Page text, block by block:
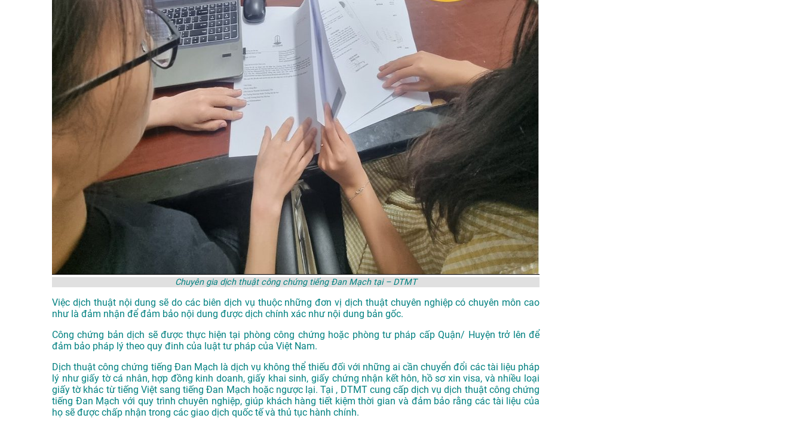
Chuyên gia dịch thuật công chứng tiếng Đan Mạch tại – DTMT
Việc dịch thuật nội dung sẽ do các biên dịch vụ thuộc những đơn vị dịch thuật chuyên nghiệp có chuyên môn cao
như là đảm nhận để đảm bảo nội dung được dịch chính xác như nội dung bản gốc.
Công chứng bản dịch sẽ được thực hiện tại phòng công chứng hoặc phòng tư pháp cấp Quận/ Huyện trở lên để
đảm bảo pháp lý theo quy đinh của luật tư pháp của Việt Nam.
Dịch thuật công chứng tiếng Đan Mạch là dịch vụ không thể thiếu đối với những ai cần chuyển đổi các tài liệu pháp
lý như giấy tờ cá nhân, hợp đồng kinh doanh, giấy khai sinh, giấy chứng nhận kết hôn, hồ sơ xin visa, và nhiều loại
giấy tờ khác từ tiếng Việt sang tiếng Đan Mạch hoặc ngược lại. Tại , DTMT cung cấp dịch vụ dịch thuật công chứng
tiếng Đan Mạch với quy trình chuyên nghiệp, giúp khách hàng tiết kiệm thời gian và đảm bảo rằng các tài liệu của
họ sẽ được chấp nhận trong các giao dịch quốc tế và thủ tục hành chính.